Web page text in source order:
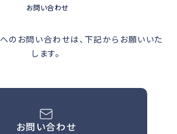
お問い合わせ
のお問い合わせは、下記からお願いいた
します。
お問い合わせ